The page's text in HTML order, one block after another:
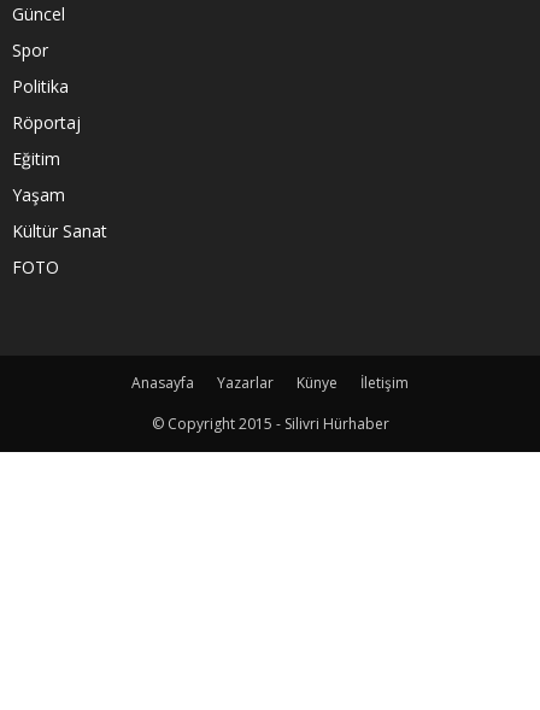
Güncel
Spor
Politika
Röportaj
Eğitim
Yaşam
Kültür Sanat
FOTO
Anasayfa Yazarlar Künye
İletişim
© Copyright 2015 - Silivri Hürhaber